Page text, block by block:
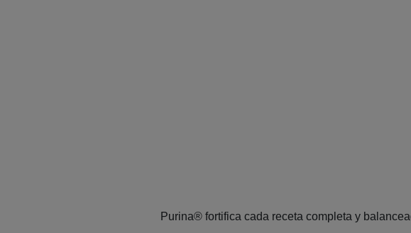
Purina® fortifica cada receta completa y